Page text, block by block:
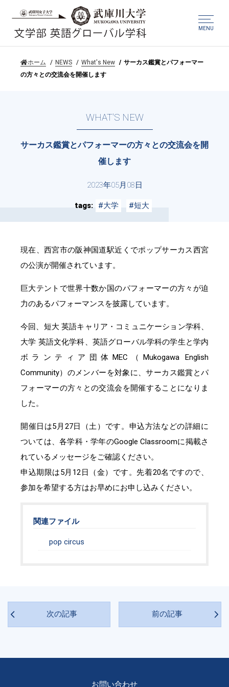
MENU
ホーム NEWS What's New
サーカス鑑賞とパフォーマー
の方々との交流会を開催します
WHAT'S NEW
サーカス鑑賞とパフォーマーの方々との交流会を開
催します
2023年05月08日
tags #大学 #短大
現在、西宮市の阪神国道駅近くでポップサーカス西宮
の公演が開催されています。
巨大テントで世界十数か国のパフォーマーの方々が迫
力のあるパフォーマンスを披露しています。
今回、短大 英語キャリア・コミュニケーション学科、
大学 英語文化学科、英語グローバル学科の学生と学内
ボランティア団体MEC（Mukogawa English
Community）のメンバーを対象に、サーカス鑑賞とパ
フォーマーの方々との交流会を開催することになりま
した。
開催日は5月27日（土）です。申込方法などの詳細に
ついては、各学科・学年のGoogle Classroomに掲載さ
れているメッセージをご確認ください。
申込期限は5月12日（金）です。先着20名ですので、
参加を希望する方はお早めにお申し込みください。
関連ファイル
pop circus
次の記事 前の記事
お問い合わせ